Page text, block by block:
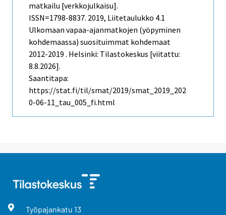
matkailu [verkkojulkaisu].
ISSN=1798-8837. 2019, Liitetaulukko 4.1
Ulkomaan vapaa-ajanmatkojen (yöpyminen
kohdemaassa) suosituimmat kohdemaat
2012-2019 . Helsinki: Tilastokeskus [viitattu:
8.8.2026].
Saantitapa:
https://stat.fi/til/smat/2019/smat_2019_202
0-06-11_tau_005_fi.html
Työpajankatu 13